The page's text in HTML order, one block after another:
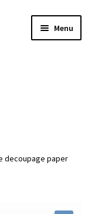
Menu
decoupage paper